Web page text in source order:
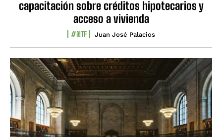
capacitación sobre créditos hipotecarios y
acceso a vivienda
#NTF Juan José Palacios